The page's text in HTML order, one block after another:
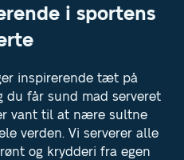
i sportens
inspirerende tæt på
du får sund mad serveret
vant til at nære sultne
verden. Vi serverer alle
og krydderi fra egen